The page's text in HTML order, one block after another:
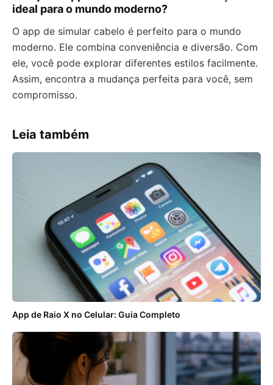
ideal para o mundo moderno?
O app de simular cabelo é perfeito para o mundo
moderno. Ele combina conveniência e diversão. Com
ele, você pode explorar diferentes estilos facilmente.
Assim, encontra a mudança perfeita para você, sem
compromisso.
Leia também
App de Raio X no Celular: Guia Completo